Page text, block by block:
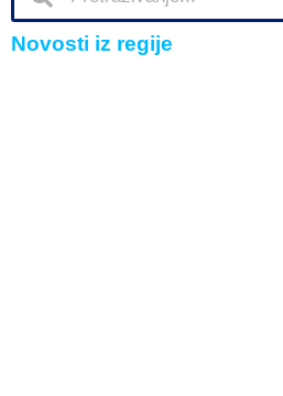
Novosti iz regije